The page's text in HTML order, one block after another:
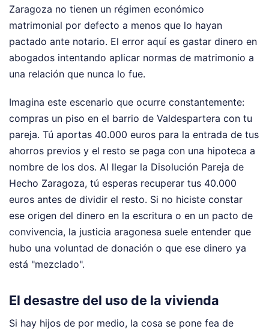
Zaragoza no tienen un régimen económico
matrimonial por defecto a menos que lo hayan
pactado ante notario. El error aquí es gastar dinero en
abogados intentando aplicar normas de matrimonio a
una relación que nunca lo fue.
Imagina este escenario que ocurre constantemente:
compras un piso en el barrio de Valdespartera con tu
pareja. Tú aportas 40.000 euros para la entrada de tus
ahorros previos y el resto se paga con una hipoteca a
nombre de los dos. Al llegar la Disolución Pareja de
Hecho Zaragoza, tú esperas recuperar tus 40.000
euros antes de dividir el resto. Si no hiciste constar
ese origen del dinero en la escritura o en un pacto de
convivencia, la justicia aragonesa suele entender que
hubo una voluntad de donación o que ese dinero ya
está "mezclado".
El desastre del uso de la vivienda
Si hay hijos de por medio, la cosa se pone fea de